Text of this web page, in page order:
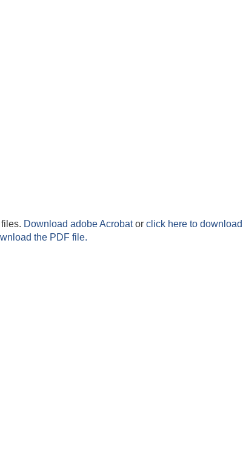
Download adobe Acrobator click here to
the PDF file.